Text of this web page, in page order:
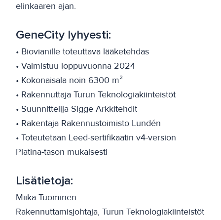
elinkaaren ajan.
GeneCity lyhyesti:
• Biovianille toteuttava lääketehdas
• Valmistuu loppuvuonna 2024
• Kokonaisala noin 6300 m²
• Rakennuttaja Turun Teknologiakiinteistöt
• Suunnittelija Sigge Arkkitehdit
• Rakentaja Rakennustoimisto Lundén
• Toteutetaan Leed-sertifikaatin v4-version
Platina-tason mukaisesti
Lisätietoja:
Miika Tuominen
Rakennuttamisjohtaja, Turun Teknologiakiinteistöt